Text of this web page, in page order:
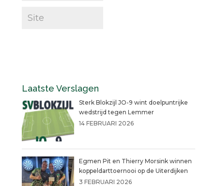
Laatste Verslagen
Sterk Blokzijl JO-9 wint doelpuntrijke
wedstrijd tegen Lemmer
14 FEBRUARI 2026
Egmen Pit en Thierry Morsink winnen
koppeldarttoernooi op de Uiterdijken
3 FEBRUARI 2026